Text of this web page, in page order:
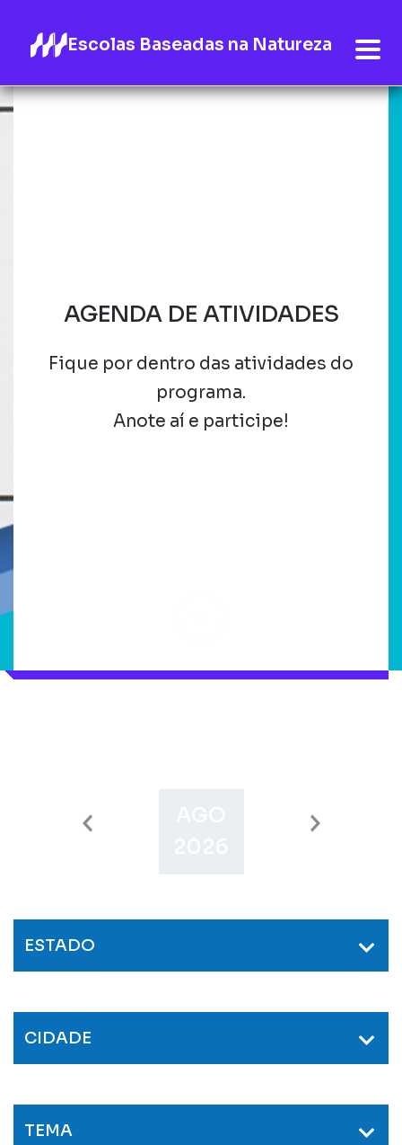
Escolas Baseadas na Natureza
AGENDA DE ATIVIDADES
Fique por dentro das atividades do
programa.
Anote aí e participe!
SET
ESTADO
CIDADE
TEMA